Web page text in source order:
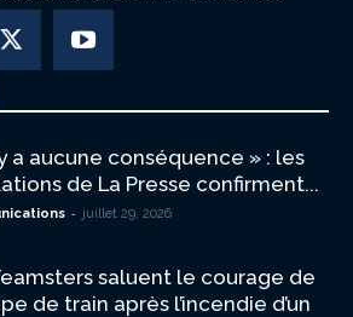
a aucune conséquence » : les
de La Presse confirment...
- juillet 29, 2026
saluent le courage de
de train après l’incendie d’un